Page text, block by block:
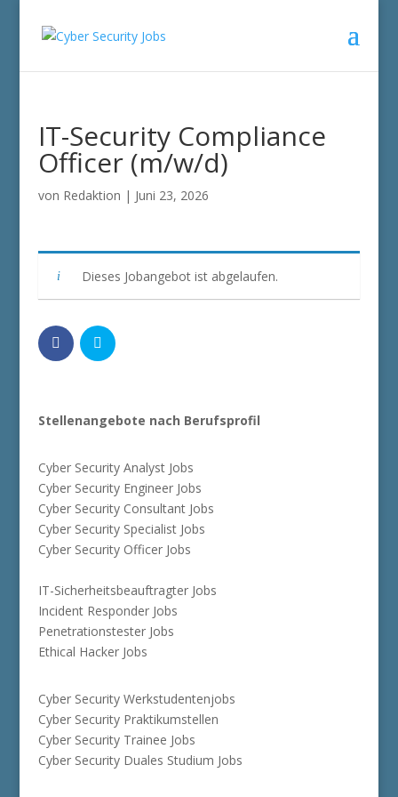
IT-Security Compliance
Officer (m/w/d)
von Redaktion | Juni 23, 2026
Dieses Jobangebot ist abgelaufen.
Stellenangebote nach Berufsprofil
Cyber Security Analyst Jobs
Cyber Security Engineer Jobs
Cyber Security Consultant Jobs
Cyber Security Specialist Jobs
Cyber Security Officer Jobs
IT-Sicherheitsbeauftragter Jobs
Incident Responder Jobs
Penetrationstester Jobs
Ethical Hacker Jobs
Cyber Security Werkstudentenjobs
Cyber Security Praktikumstellen
Cyber Security Trainee Jobs
Cyber Security Duales Studium Jobs